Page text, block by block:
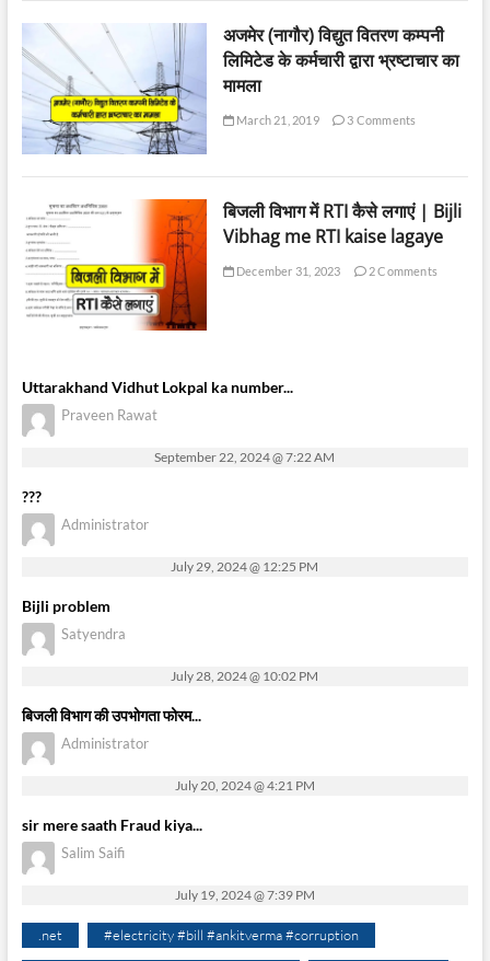
अजमेर (नागौर) विद्युत वितरण कम्पनी
लिमिटेड के कर्मचारी द्वारा भ्रष्टाचार का
मामला
March 21, 2019 3 Comments
बिजली विभाग में RTI कैसे लगाएं | Bijli
Vibhag me RTI kaise lagaye
December 31, 2023 2 Comments
Uttarakhand Vidhut Lokpal ka number...
Praveen Rawat
September 22, 2024 @ 7:22 AM
???
Administrator
July 29, 2024 @ 12:25 PM
Bijli problem
Satyendra
July 28, 2024 @ 10:02 PM
बिजली विभाग की उपभोगता फोरम...
Administrator
July 20, 2024 @ 4:21 PM
sir mere saath Fraud kiya...
Salim Saifi
July 19, 2024 @ 7:39 PM
.net #electricity #bill #ankitverma #corruption